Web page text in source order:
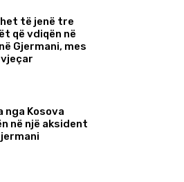
të jenë tre
që vdiqën në
Gjermani, mes
nga Kosova
në një aksident